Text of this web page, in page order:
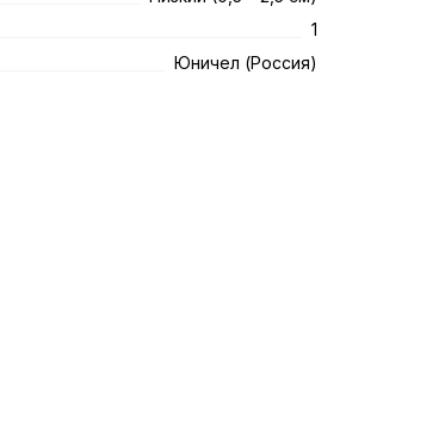
1
Юничел (Россия)